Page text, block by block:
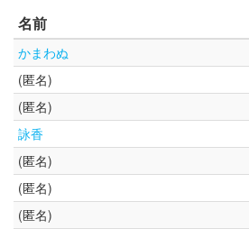
名前
かまわぬ
(匿名)
(匿名)
詠香
(匿名)
(匿名)
(匿名)